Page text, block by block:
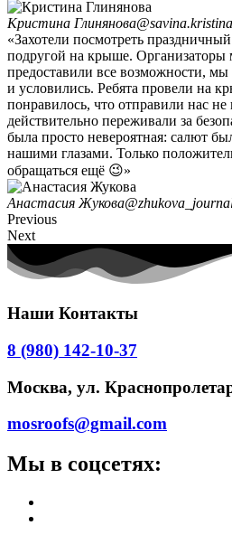
Кристина Глинянова@savina.kristina
«‎Захотели посмотреть
подругой на крыше. Организаторы
предоставили все возможности,
и условились. Ребята провели на
понравилось, что отправили нас не
действительно переживали за
была просто невероятная: салют
нашими глазами. Только
обращаться ещё 😉»‎
Анастасия Жукова
Previous
Next
Наши Контакты
8 (980) 142-10-37
Москва, ул.
mosroofs@gmail.com
Мы в соцсетях: